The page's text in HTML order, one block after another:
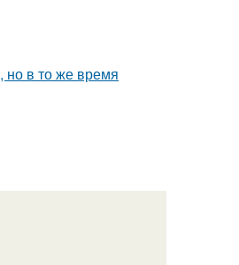
но в то же время